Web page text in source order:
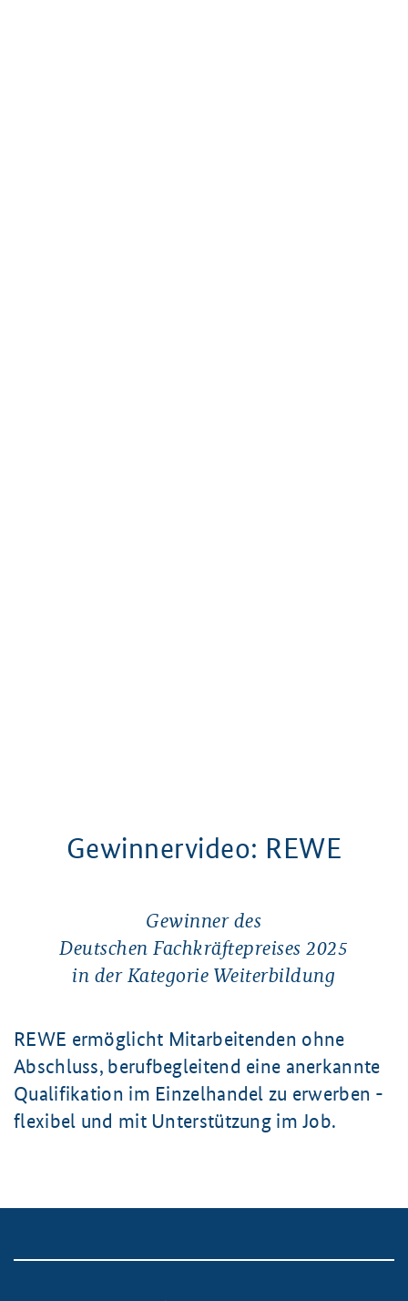
Gewinnervideo: REWE
Gewinner des
Deutschen Fachkräftepreises 2025
in der Kategorie Weiterbildung
REWE ermöglicht Mitarbeitenden ohne
Abschluss, berufbegleitend eine anerkannte
Qualifikation im Einzelhandel zu erwerben -
flexibel und mit Unterstützung im Job.